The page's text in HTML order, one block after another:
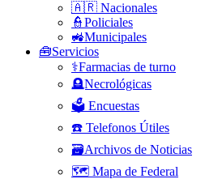
🇦🇷 Nacionales
👮Policiales
🚜Municipales
🧰Servicios
⚕️Farmacias de turno
🪦Necrológicas
🗳️ Encuestas
☎️ Telefonos Útiles
🗃️Archivos de Noticias
🗺️ Mapa de Federal